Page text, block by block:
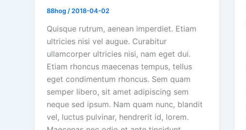
88hog / 2018-04-02
Quisque rutrum, aenean imperdiet. Etiam
ultricies nisi vel augue. Curabitur
ullamcorper ultricies nisi, nam eget dui.
Etiam rhoncus maecenas tempus, tellus
eget condimentum rhoncus. Sem quam
semper libero, sit amet adipiscing sem
neque sed ipsum. Nam quam nunc, blandit
vel, luctus pulvinar, hendrerit id, lorem.